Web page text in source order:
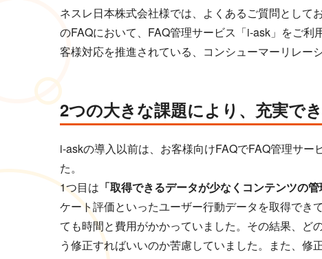
ネスレ日本株式会社様では、よくあるご質問として
のFAQにおいて、FAQ管理サービス「i-ask」をご
客様対応を推進されている、コンシューマーリレー
2つの大きな課題により、充実で
i-askの導入以前は、お客様向けFAQでFAQ管理サ
た。
1つ目は 「取得できるデータが少なくコンテンツの
ケート評価といったユーザー行動データを取得でき
ても時間と費用がかかっていました。その結果、
う修正すればいいのか苦慮していました。また、修